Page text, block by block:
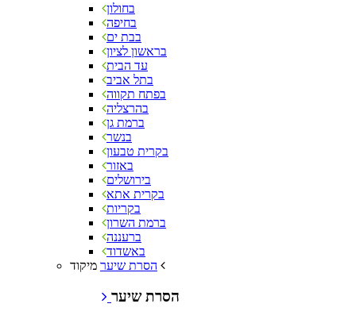
בחולון
בחיפה
בבת ים
בראשון לציון
עד הבית
בתל אביב
בפתח תקווה
בהרצליה
ברמת גן
בנשר
בקרית טבעון
באזור
בירושלים
בקרית אתא
בקריות
ברמת השרון
ברעננה
באשדוד
הסרת שיער
הסרת שיער